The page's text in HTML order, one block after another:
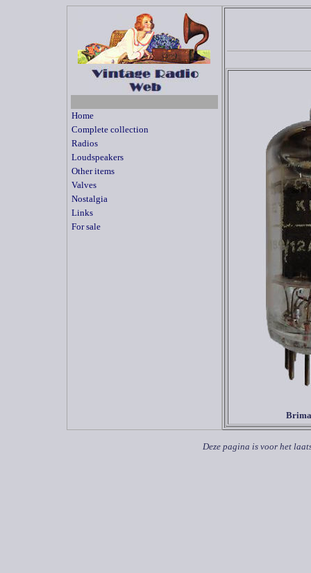
Home
Complete collection
Radios
Loudspeakers
Other items
Valves
Nostalgia
Links
For sale
Deze pagina is voor het